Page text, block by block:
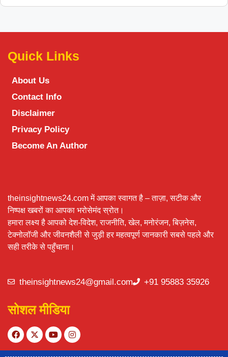
Quick Links
About Us
Contact Info
Disclaimer
Privacy Policy
Become An Author
theinsightnews24.com में आपका स्वागत है – ताज़ा, सटीक और
निष्पक्ष खबरों का आपका भरोसेमंद स्रोत।
हमारा लक्ष्य है आपको देश-विदेश, राजनीति, खेल, मनोरंजन, बिज़नेस,
टेक्नोलॉजी और जीवनशैली से जुड़ी हर महत्वपूर्ण जानकारी सबसे पहले और
सही तरीके से पहुँचाना।
theinsightnews24@gmail.com +91 95883 35926
सोशल मीडिया